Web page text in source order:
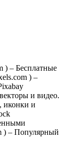
) – Бесплатные
) –
и видео.
иконки и
) – Популярный